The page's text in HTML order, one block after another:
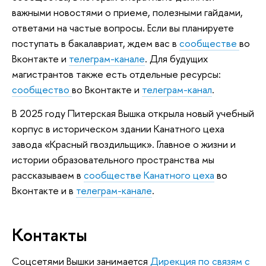
важными новостями о приеме, полезными гайдами,
ответами на частые вопросы. Если вы планируете
поступать в бакалавриат, ждем вас в сообществе во
Вконтакте и телеграм-канале. Для будущих
магистрантов также есть отдельные ресурсы:
сообщество во Вконтакте и телеграм-канал.
В 2025 году Питерская Вышка открыла новый учебный
корпус в историческом здании Канатного цеха
завода «Красный гвоздильщик». Главное о жизни и
истории образовательного пространства мы
рассказываем в сообществе Канатного цеха во
Вконтакте и в телеграм-канале.
Контакты
Соцсетями Вышки занимается Дирекция по связям с